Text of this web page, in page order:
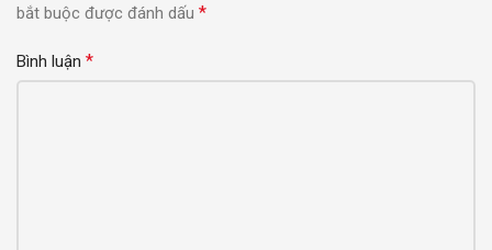
bắt buộc được đánh dấu *
Bình luận *